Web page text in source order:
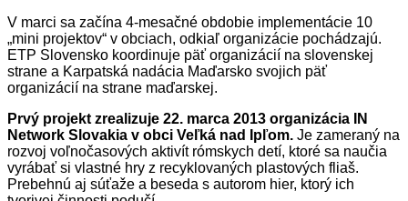
V marci sa začína 4-mesačné obdobie implementácie 10
„mini projektov“ v obciach, odkiaľ organizácie pochádzajú.
ETP Slovensko koordinuje päť organizácií na slovenskej
strane a Karpatská nadácia Maďarsko svojich päť
organizácií na strane maďarskej.
Prvý projekt zrealizuje 22. marca 2013 organizácia IN
Network Slovakia v obci Veľká nad Ipľom. Je zameraný na
rozvoj voľnočasových aktivít rómskych detí, ktoré sa naučia
vyrábať si vlastné hry z recyklovaných plastových fliaš.
Prebehnú aj súťaže a beseda s autorom hier, ktorý ich